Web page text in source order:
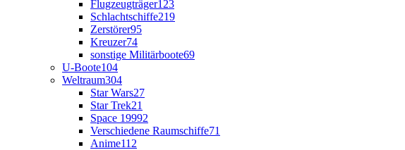
Flugzeugträger123
Schlachtschiffe219
Zerstörer95
Kreuzer74
sonstige Militärboote69
U-Boote104
Weltraum304
Star Wars27
Star Trek21
Space 19992
Verschiedene Raumschiffe71
Anime112